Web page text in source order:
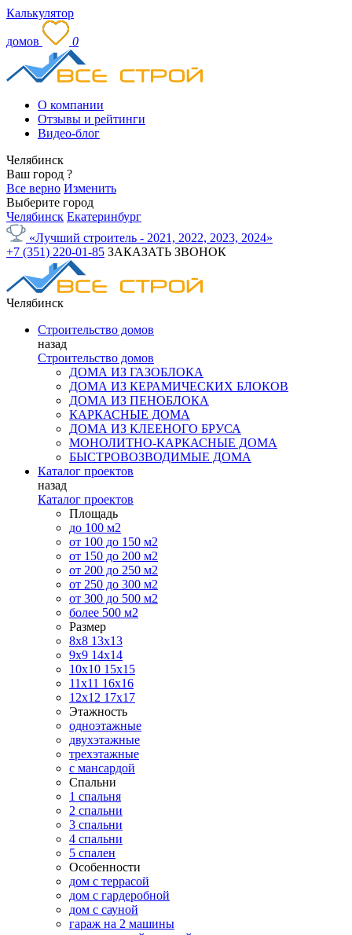
Калькулятор
домов 0
О компании
Отзывы и рейтинги
Видео-блог
Челябинск
Ваш город ?
Все верно Изменить
Выберите город
Челябинск Екатеринбург
«Лучший строитель - 2021, 2022, 2023, 2024»
+7 (351) 220-01-85 ЗАКАЗАТЬ ЗВОНОК
Челябинск
Строительство домов
назад
Строительство домов
ДОМА ИЗ ГАЗОБЛОКА
ДОМА ИЗ КЕРАМИЧЕСКИХ БЛОКОВ
ДОМА ИЗ ПЕНОБЛОКА
КАРКАСНЫЕ ДОМА
ДОМА ИЗ КЛЕЕНОГО БРУСА
МОНОЛИТНО-КАРКАСНЫЕ ДОМА
БЫСТРОВОЗВОДИМЫЕ ДОМА
Каталог проектов
назад
Каталог проектов
Площадь
до 100 м2
от 100 до 150 м2
от 150 до 200 м2
от 200 до 250 м2
от 250 до 300 м2
от 300 до 500 м2
более 500 м2
Размер
8х8 13х13
9х9 14х14
10х10 15х15
11x11 16х16
12х12 17х17
Этажность
одноэтажные
двухэтажные
трехэтажные
с мансардой
Спальни
1 спальня
2 спальни
3 спальни
4 спальни
5 спален
Особенности
дом с террасой
дом с гардеробной
дом с сауной
гараж на 2 машины